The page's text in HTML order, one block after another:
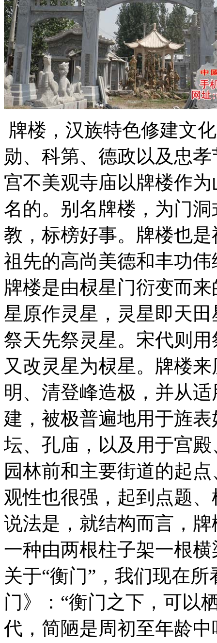
牌楼，汉族特色修建文
勋、科第、德政以及忠
宫不美观寺庙以牌楼作
名的。别名牌楼，为门
教，标榜好事。牌楼也
祖先的高尚美德和丰功
牌楼是由棂星门衍变而
星原作灵星，灵星即天
祭天先祭灵星。宋代则
又改灵星为棂星。牌楼
明、清登峰造极，并从
建，被极普遍地用于旌
坛、孔庙，以及用于宫
园林前和主要街道的起
观性也很强，起到点题
说法是，就结构而言，
一种由两根柱子架一根
关于“衡门”，我们现在
门》：“衡门之下，可以
代，简陋是周初至年龄